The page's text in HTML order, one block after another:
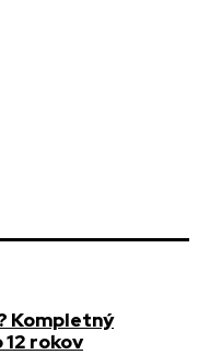
Kompletný
rokov